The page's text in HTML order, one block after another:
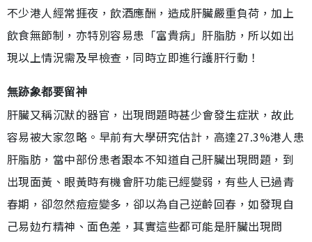
不少港人經常捱夜，飲酒應酬，造成肝臟嚴重負荷，加上
飲食無節制，亦特別容易患「富貴病」肝脂肪，所以如出
現以上情況需及早檢查，同時立即進行護肝行動！
無跡象都要留神
肝臟又稱沉默的器官，出現問題時甚少會發生症狀，故此
容易被大家忽略。早前有大學研究估計，高達27.3%港人患
肝脂肪，當中部份患者跟本不知道自己肝臟出現問題，到
出現面黃、眼黃時有機會肝功能已經變弱，有些人已過青
春期，卻忽然痘痘變多，卻以為自己逆齡回春，如發現自
己易攰冇精神、面色差，其實這些都可能是肝臟出現問